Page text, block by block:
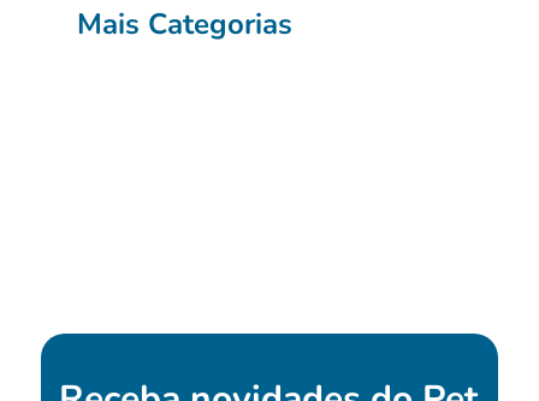
Mais Categorias